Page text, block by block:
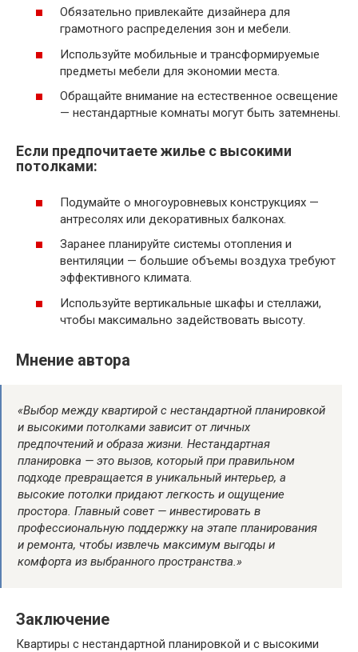
Обязательно привлекайте дизайнера для
грамотного распределения зон и мебели.
Используйте мобильные и трансформируемые
предметы мебели для экономии места.
Обращайте внимание на естественное освещение
— нестандартные комнаты могут быть затемнены.
Если предпочитаете жилье с высокими
потолками:
Подумайте о многоуровневых конструкциях —
антресолях или декоративных балконах.
Заранее планируйте системы отопления и
вентиляции — большие объемы воздуха требуют
эффективного климата.
Используйте вертикальные шкафы и стеллажи,
чтобы максимально задействовать высоту.
Мнение автора
«Выбор между квартирой с нестандартной планировкой
и высокими потолками зависит от личных
предпочтений и образа жизни. Нестандартная
планировка — это вызов, который при правильном
подходе превращается в уникальный интерьер, а
высокие потолки придают легкость и ощущение
простора. Главный совет — инвестировать в
профессиональную поддержку на этапе планирования
и ремонта, чтобы извлечь максимум выгоды и
комфорта из выбранного пространства.»
Заключение
Квартиры с нестандартной планировкой и с высокими